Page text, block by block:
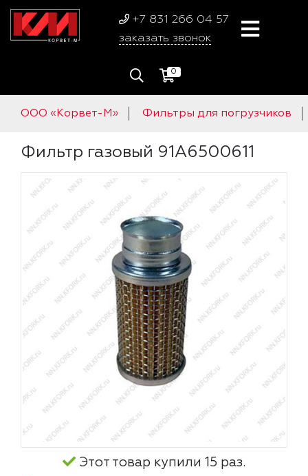
+7 831 266 04 57
заказать звонок
0
ООО «Корвет-М» Фильтры для погрузчиков
Фильтр газовый 91A6500611
Этот товар купили 15 раз.